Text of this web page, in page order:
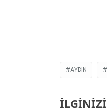
AYDIN
İLGİNİZİ